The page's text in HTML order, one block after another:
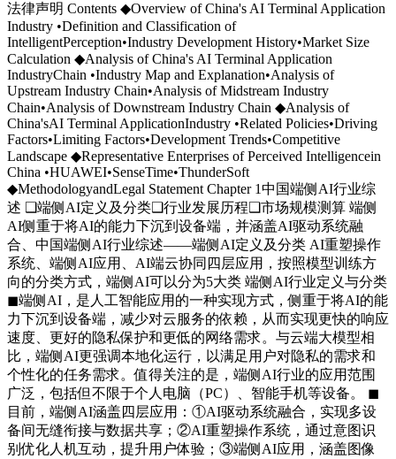
法律声明 Contents ◆Overview of China's AI Terminal Application
Industry •Definition and Classification of
IntelligentPerception•Industry Development History•Market Size
Calculation ◆Analysis of China's AI Terminal Application
IndustryChain •Industry Map and Explanation•Analysis of
Upstream Industry Chain•Analysis of Midstream Industry
Chain•Analysis of Downstream Industry Chain ◆Analysis of
China'sAI Terminal ApplicationIndustry •Related Policies•Driving
Factors•Limiting Factors•Development Trends•Competitive
Landscape ◆Representative Enterprises of Perceived Intelligencein
China •HUAWEI•SenseTime•ThunderSoft
◆MethodologyandLegal Statement Chapter 1中国端侧AI行业综
述 ❑端侧AI定义及分类❑行业发展历程❑市场规模测算 端侧
AI侧重于将AI的能力下沉到设备端，并涵盖AI驱动系统融
合、中国端侧AI行业综述——端侧AI定义及分类 AI重塑操作
系统、端侧AI应用、AI端云协同四层应用，按照模型训练方
向的分类方式，端侧AI可以分为5大类 端侧AI行业定义与分类
◼端侧AI，是人工智能应用的一种实现方式，侧重于将AI的能
力下沉到设备端，减少对云服务的依赖，从而实现更快的响应
速度、更好的隐私保护和更低的网络需求。与云端大模型相
比，端侧AI更强调本地化运行，以满足用户对隐私的需求和
个性化的任务需求。值得关注的是，端侧AI行业的应用范围
广泛，包括但不限于个人电脑（PC）、智能手机等设备。 ◼
目前，端侧AI涵盖四层应用：①AI驱动系统融合，实现多设
备间无缝衔接与数据共享；②AI重塑操作系统，通过意图识
别优化人机互动，提升用户体验；③端侧AI应用，涵盖图像